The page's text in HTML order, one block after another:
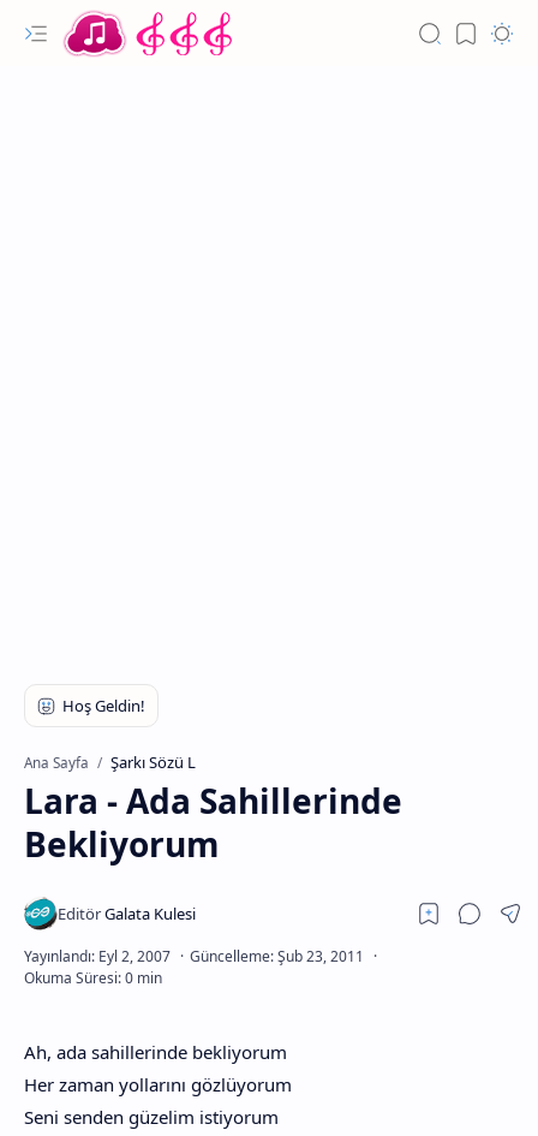
Ana Sayfa Şarkı Sözü L
Lara - Ada Sahillerinde
Bekliyorum
Ah, ada sahillerinde bekliyorum
Her zaman yollarını gözlüyorum
Seni senden güzelim istiyorum